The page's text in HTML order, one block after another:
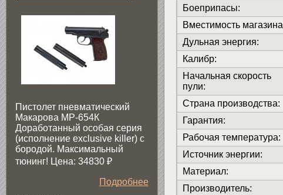
Боеприпасы:
Вместимость магазина
Дульная энергия:
Калибр:
Начальная скорость
пули:
Страна производства:
Гарантия:
Рабочая температура:
Источник энергии:
Материал:
Производитель:
Пистолет пневматический
Макарова МР-654К
Доработанный особая серия
(исполнение exclusive killer) с
бородой. Максимальный
тюнинг! Цена: 34830 ₽
Подробнее